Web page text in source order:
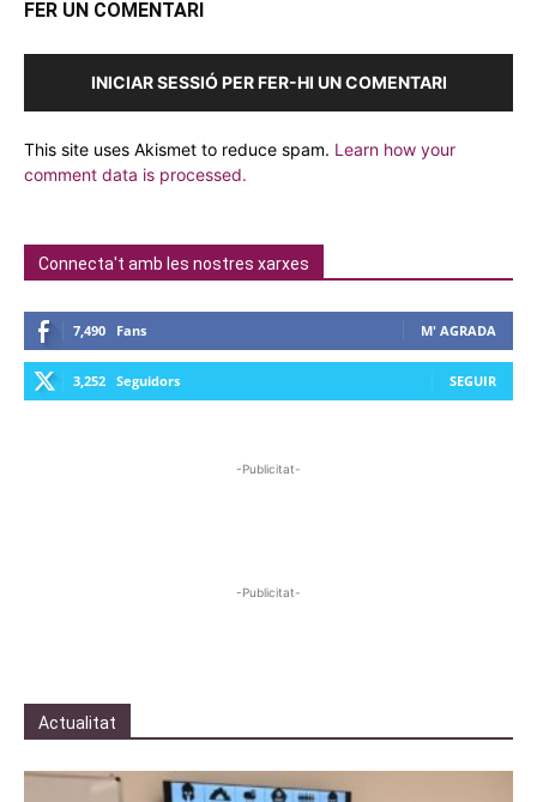
FER UN COMENTARI
INICIAR SESSIÓ PER FER-HI UN COMENTARI
This site uses Akismet to reduce spam. Learn how your
comment data is processed.
Connecta't amb les nostres xarxes
7,490 Fans M' AGRADA
3,252 Seguidors SEGUIR
-Publicitat-
-Publicitat-
Actualitat